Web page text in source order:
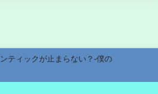
ティックが止まらない？-僕の